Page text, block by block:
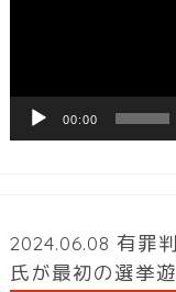
ヤ
00:00
2024.06.08 有罪
氏が最初の選挙